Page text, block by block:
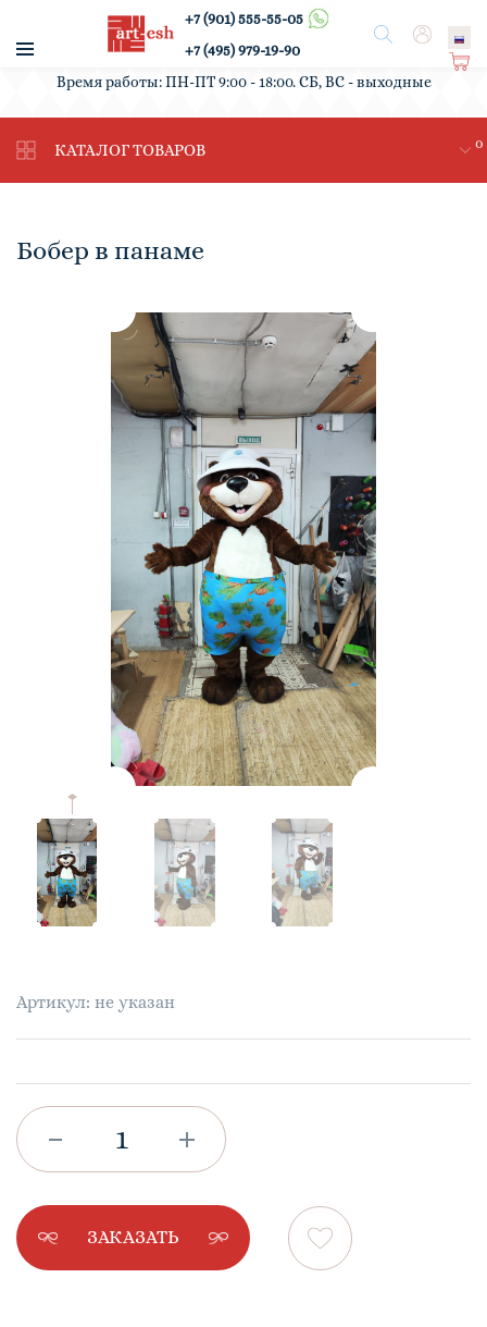
Поиск
+7 (901) 555-55-05
+7 (495) 979-19-90
Ко
ин
а
0
Вход
/
Время работы: ПН-ПТ 9:00 - 18:00. СБ, ВС - выходные
КАТАЛОГ ТОВАРОВ
Бобер в панаме
Артикул: не указан
ЗАКАЗАТЬ